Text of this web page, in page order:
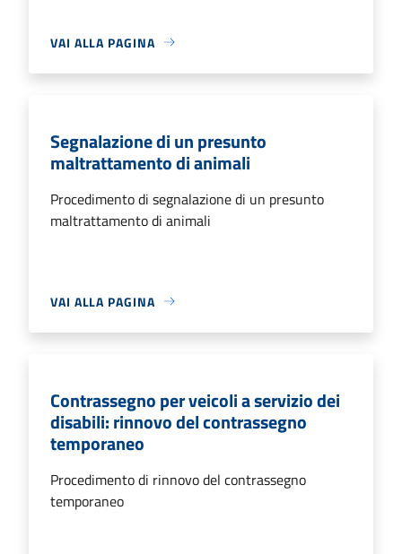
VAI ALLA PAGINA
Segnalazione di un presunto
maltrattamento di animali
Procedimento di segnalazione di un presunto
maltrattamento di animali
VAI ALLA PAGINA
Contrassegno per veicoli a servizio dei
disabili: rinnovo del contrassegno
temporaneo
Procedimento di rinnovo del contrassegno
temporaneo